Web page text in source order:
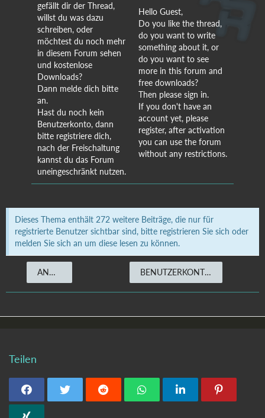
gefällt dir der Thread,
willst du was dazu
schreiben, oder
möchtest du noch mehr
in diesem Forum sehen
und kostenlose
Downloads?
Dann melde dich bitte
an.
Hast du noch kein
Benutzerkonto, dann
bitte registriere dich,
nach der Freischaltung
kannst du das Forum
uneingeschränkt nutzen.
Hello Guest,
Do you like the thread,
do you want to write
something about it, or
do you want to see
more in this forum and
free downloads?
Then please sign in.
If you don't have an
account yet, please
register, after activation
you can use the forum
without any restrictions.
Dieses Thema enthält 272 weitere Beiträge, die nur für
registrierte Benutzer sichtbar sind, bitte registrieren Sie sich oder
melden Sie sich an um diese lesen zu können.
ANMELDEN BENUTZERKONTO ERSTELLEN
Teilen